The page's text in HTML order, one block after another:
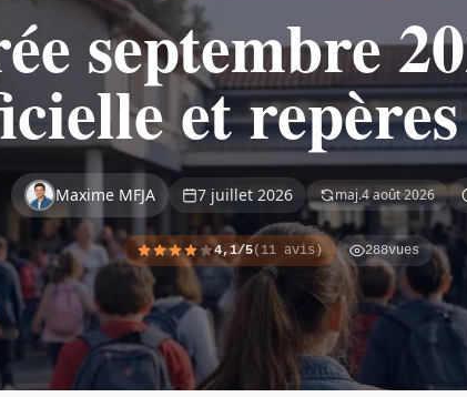
septembre
et
Maxime MFJA 7 juillet 2026 maj.4 août 2026
4,1/5(11 avis) 288vues